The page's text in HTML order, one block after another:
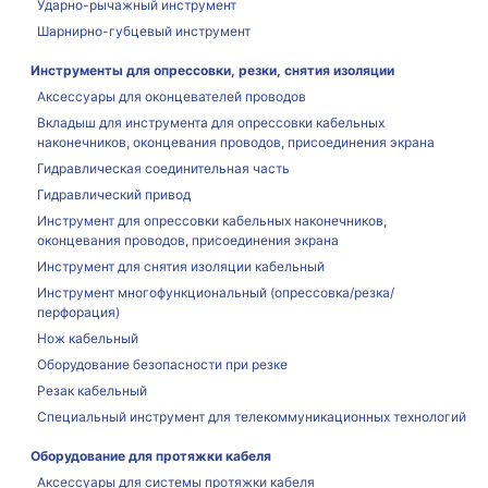
Ударно-рычажный инструмент
Шарнирно-губцевый инструмент
Инструменты для опрессовки, резки, снятия изоляции
Аксессуары для оконцевателей проводов
Вкладыш для инструмента для опрессовки кабельных
наконечников, оконцевания проводов, присоединения экрана
Гидравлическая соединительная часть
Гидравлический привод
Инструмент для опрессовки кабельных наконечников,
оконцевания проводов, присоединения экрана
Инструмент для снятия изоляции кабельный
Инструмент многофункциональный (опрессовка/резка/
перфорация)
Нож кабельный
Оборудование безопасности при резке
Резак кабельный
Специальный инструмент для телекоммуникационных технологий
Оборудование для протяжки кабеля
Аксессуары для системы протяжки кабеля